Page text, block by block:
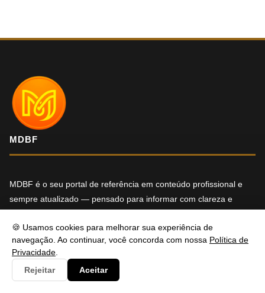
🍪 Usamos cookies para melhorar sua experiência de
navegação. Ao continuar, você concorda com nossa Política de
Privacidade
Rejeitar
Aceitar
MDBF
MDBF é o seu portal de referência em conteúdo profissional e
sempre atualizado — pensado para informar com clareza e
dúvida ou precisa de ajuda? Entre em contato, será um prazer
atendê-lo.
X YT